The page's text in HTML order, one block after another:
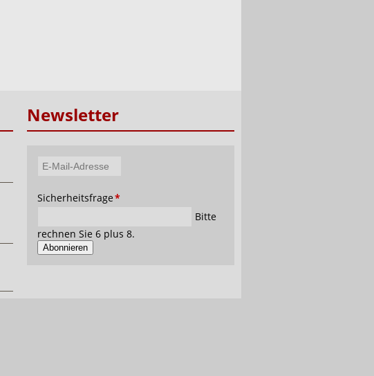
Newsletter
Adresse
Pflichtfeld
Sicherheitsfrage*
Bitte
rechnen Sie 6 plus 8.
Abonnieren